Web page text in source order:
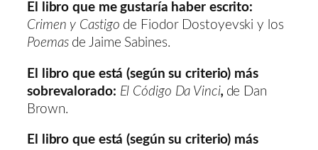
El libro que me gustaría haber escrito:
Crimen y Castigo de Fiodor Dostoyevski y los
Poemas de Jaime Sabines.
El libro que está (según su criterio) más
sobrevalorado: El Código Da Vinci, de Dan
Brown.
El libro que está (según su criterio) más